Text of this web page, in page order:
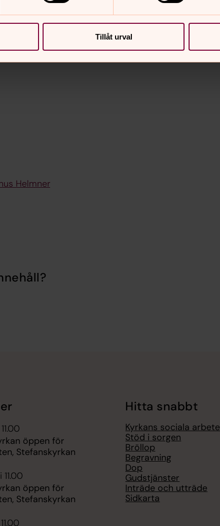
Tillåt urval
Helmner
öppen för
Stefanskyrkan
öppen för
Stefanskyrkan
Hitta snabbt
Kyrkans sociala arbete
Stöd i sorgen
Bröllop
Begravning
Dop
Gudstjänster
Inträde och utträde
Sidkarta